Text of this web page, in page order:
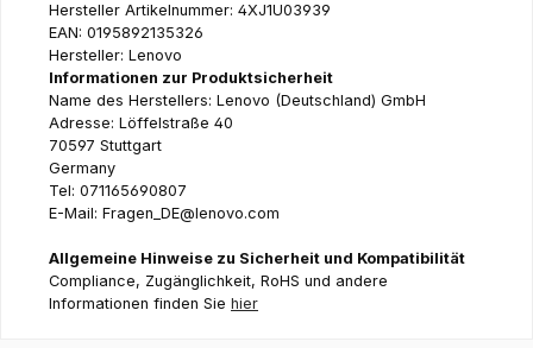
Hersteller Artikelnummer: 4XJ1U03939
EAN: 0195892135326
Hersteller: Lenovo
Informationen zur Produktsicherheit
Name des Herstellers: Lenovo (Deutschland) GmbH
Adresse: Löffelstraße 40
70597 Stuttgart
Germany
Tel: 071165690807
E-Mail: Fragen_DE@lenovo.com
Allgemeine Hinweise zu Sicherheit und Kompatibilität
Compliance, Zugänglichkeit, RoHS und andere
Informationen finden Sie hier